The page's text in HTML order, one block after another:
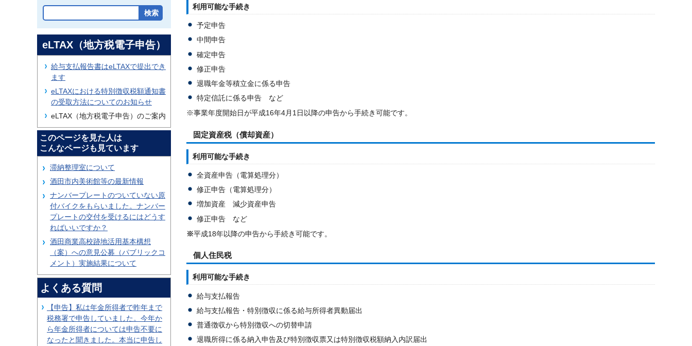
利用可能な手続き
予定申告
中間申告
確定申告
修正申告
退職年金等積立金に係る申告
特定信託に係る申告 など
※事業年度開始日が平成16年4月1日以降の申告から手続き可能です。
固定資産税（償却資産）
利用可能な手続き
全資産申告（電算処理分）
修正申告（電算処理分）
増加資産 減少資産申告
修正申告 など
※平成18年以降の申告から手続き可能です。
個人住民税
利用可能な手続き
給与支払報告
給与支払報告・特別徴収に係る給与所得者異動届出
普通徴収から特別徴収への切替申請
退職所得に係る納入申告及び特別徴収票又は特別徴収税額納入内訳届出
eLTAX（地方税電子申告）
給与支払報告書はeLTAXで提出でき
ます
eLTAXにおける特別徴収税額通知書
の受取方法についてのお知らせ
eLTAX（地方税電子申告）のご案内
このページを見た人は
こんなページも見ています
滞納整理室について
酒田市内美術館等の最新情報
ナンバープレートのついていない原
付バイクをもらいました。ナンバー
プレートの交付を受けるにはどうす
ればいいですか？
酒田商業高校跡地活用基本構想
（案）への意見公募（パブリックコ
メント）実施結果について
よくある質問
【申告】私は年金所得者で昨年まで
税務署で申告していました。今年か
ら年金所得者については申告不要に
なったと聞きました。本当に申告し